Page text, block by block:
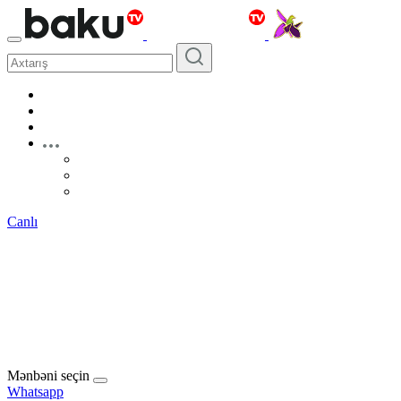
Canlı
Mənbəni seçin
Whatsapp